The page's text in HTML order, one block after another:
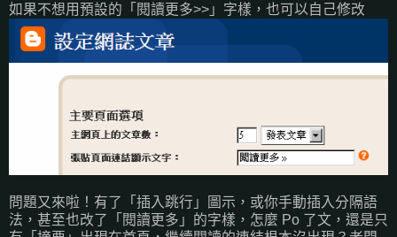
如果不想用預設的「閱讀更多>>」字樣，也可以自己修改
問題又來啦！有了「插入跳行」圖示，或你手動插入分隔語
法，甚至也改了「閱讀更多」的字樣，怎麼 Po 了文，還是只